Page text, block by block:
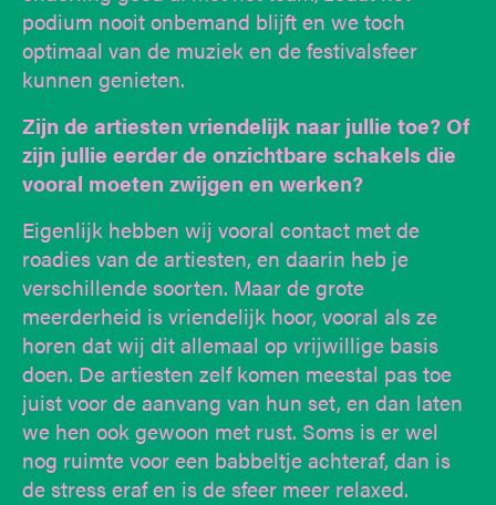
podium nooit onbemand blijft en we toch
optimaal van de muziek en de festivalsfeer
kunnen genieten.
Zijn de artiesten vriendelijk naar jullie toe? Of
zijn jullie eerder de onzichtbare schakels die
vooral moeten zwijgen en werken?
Eigenlijk hebben wij vooral contact met de
roadies van de artiesten, en daarin heb je
verschillende soorten. Maar de grote
meerderheid is vriendelijk hoor, vooral als ze
horen dat wij dit allemaal op vrijwillige basis
doen. De artiesten zelf komen meestal pas toe
juist voor de aanvang van hun set, en dan laten
we hen ook gewoon met rust. Soms is er wel
nog ruimte voor een babbeltje achteraf, dan is
de stress eraf en is de sfeer meer relaxed.